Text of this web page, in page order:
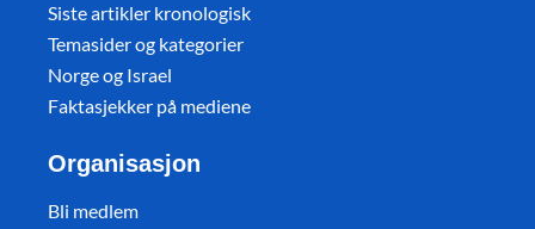
Siste artikler kronologisk
Temasider og kategorier
Norge og Israel
Faktasjekker på mediene
Organisasjon
Bli medlem